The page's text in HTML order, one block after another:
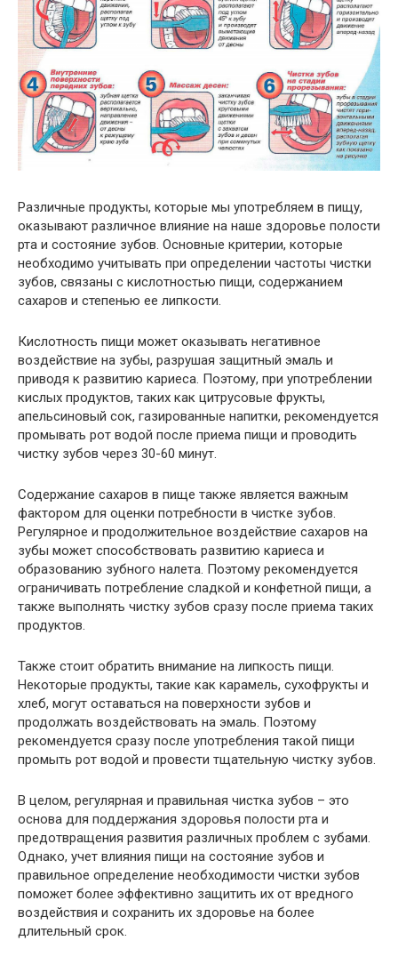
Различные продукты, которые мы употребляем в пищу,
оказывают различное влияние на наше здоровье полости
рта и состояние зубов. Основные критерии, которые
необходимо учитывать при определении частоты чистки
зубов, связаны с кислотностью пищи, содержанием
сахаров и степенью ее липкости.
Кислотность пищи может оказывать негативное
воздействие на зубы, разрушая защитный эмаль и
приводя к развитию кариеса. Поэтому, при употреблении
кислых продуктов, таких как цитрусовые фрукты,
апельсиновый сок, газированные напитки, рекомендуется
промывать рот водой после приема пищи и проводить
чистку зубов через 30-60 минут.
Содержание сахаров в пище также является важным
фактором для оценки потребности в чистке зубов.
Регулярное и продолжительное воздействие сахаров на
зубы может способствовать развитию кариеса и
образованию зубного налета. Поэтому рекомендуется
ограничивать потребление сладкой и конфетной пищи, а
также выполнять чистку зубов сразу после приема таких
продуктов.
Также стоит обратить внимание на липкость пищи.
Некоторые продукты, такие как карамель, сухофрукты и
хлеб, могут оставаться на поверхности зубов и
продолжать воздействовать на эмаль. Поэтому
рекомендуется сразу после употребления такой пищи
промыть рот водой и провести тщательную чистку зубов.
В целом, регулярная и правильная чистка зубов – это
основа для поддержания здоровья полости рта и
предотвращения развития различных проблем с зубами.
Однако, учет влияния пищи на состояние зубов и
правильное определение необходимости чистки зубов
поможет более эффективно защитить их от вредного
воздействия и сохранить их здоровье на более
длительный срок.